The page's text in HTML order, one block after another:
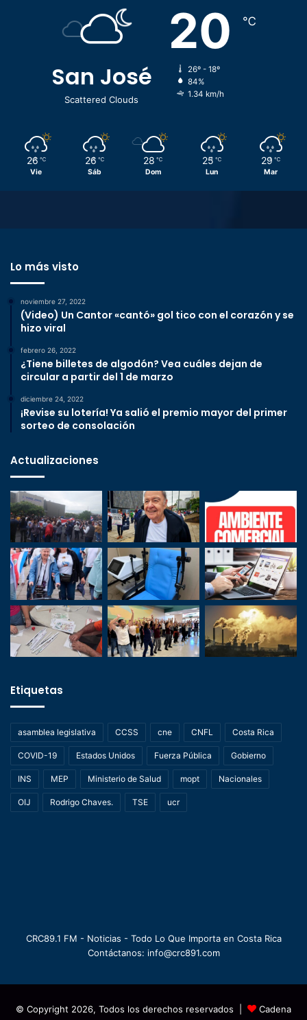
San José
Scattered Clouds
20 ℃
26º - 18º
84%
1.34 km/h
26 ℃
Vie
26 ℃
Sáb
28 ℃
Dom
25 ℃
Lun
29 ℃
Mar
Lo más visto
noviembre 27, 2022
(Video) Un Cantor «cantó» gol tico con el corazón y se
hizo viral
febrero 26, 2022
¿Tiene billetes de algodón? Vea cuáles dejan de
circular a partir del 1 de marzo
diciembre 24, 2022
¡Revise su lotería! Ya salió el premio mayor del primer
sorteo de consolación
Actualizaciones
Etiquetas
asamblea legislativa CCSS cne CNFL Costa Rica
COVID-19 Estados Unidos Fuerza Pública Gobierno
INS MEP Ministerio de Salud mopt Nacionales
OIJ Rodrigo Chaves. TSE ucr
CRC89.1 FM - Noticias - Todo Lo Que Importa en Costa Rica
Contáctanos: info@crc891.com
© Copyright 2026, Todos los derechos reservados | Cadena